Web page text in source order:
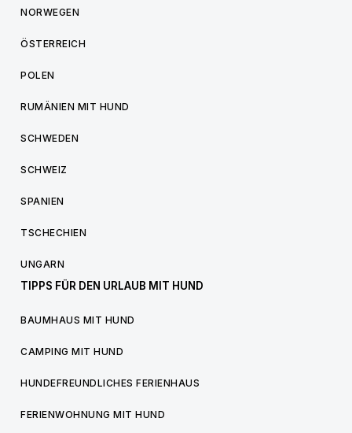
NORWEGEN
ÖSTERREICH
POLEN
RUMÄNIEN MIT HUND
SCHWEDEN
SCHWEIZ
SPANIEN
TSCHECHIEN
UNGARN
TIPPS FÜR DEN URLAUB MIT HUND
BAUMHAUS MIT HUND
CAMPING MIT HUND
HUNDEFREUNDLICHES FERIENHAUS
FERIENWOHNUNG MIT HUND